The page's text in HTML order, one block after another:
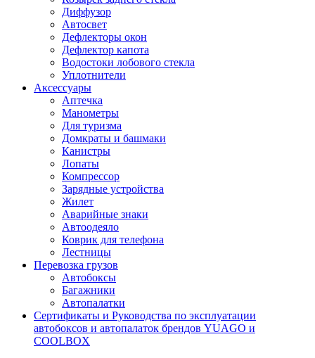
Диффузор
Автосвет
Дефлекторы окон
Дефлектор капота
Водостоки лобового стекла
Уплотнители
Аксессуары
Аптечка
Манометры
Для туризма
Домкраты и башмаки
Канистры
Лопаты
Компрессор
Зарядные устройства
Жилет
Аварийные знаки
Автоодеяло
Коврик для телефона
Лестницы
Перевозка грузов
Автобоксы
Багажники
Автопалатки
Сертификаты и Руководства по эксплуатации
автобоксов и автопалаток брендов YUAGO и
COOLBOX